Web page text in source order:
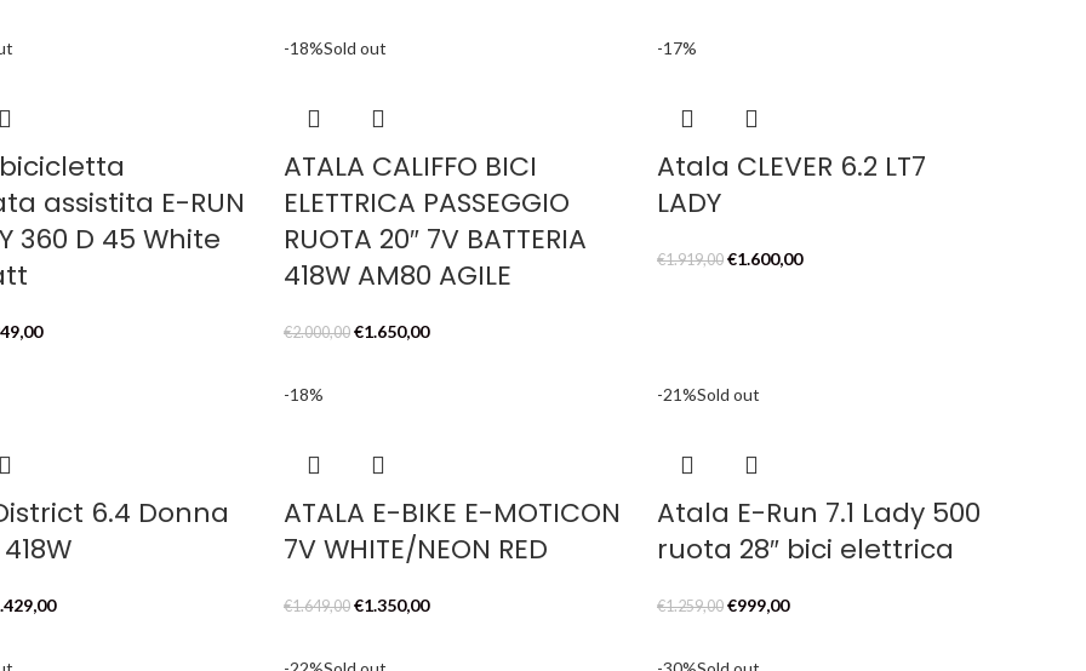
bicicletta
assistita E-RUN
360 D 45 White
Il
-18%Sold out
ATALA CALIFFO BICI
ELETTRICA PASSEGGIO
RUOTA 20″ 7V BATTERIA
418W AM80 AGILE
€2.000,00 Il
€1.650,00Il
-17%
Atala CLEVER 6.2 LT7
LADY
€1.919,00 Il
€1.600,00Il
6.4 Donna
Il
-18%
ATALA E-BIKE E-MOTICON
7V WHITE/NEON RED
€1.649,00 Il
€1.350,00Il
-21%Sold out
Atala E-Run 7.1 Lady 500
ruota 28″ bici elettrica
€1.259,00 Il
€999,00Il